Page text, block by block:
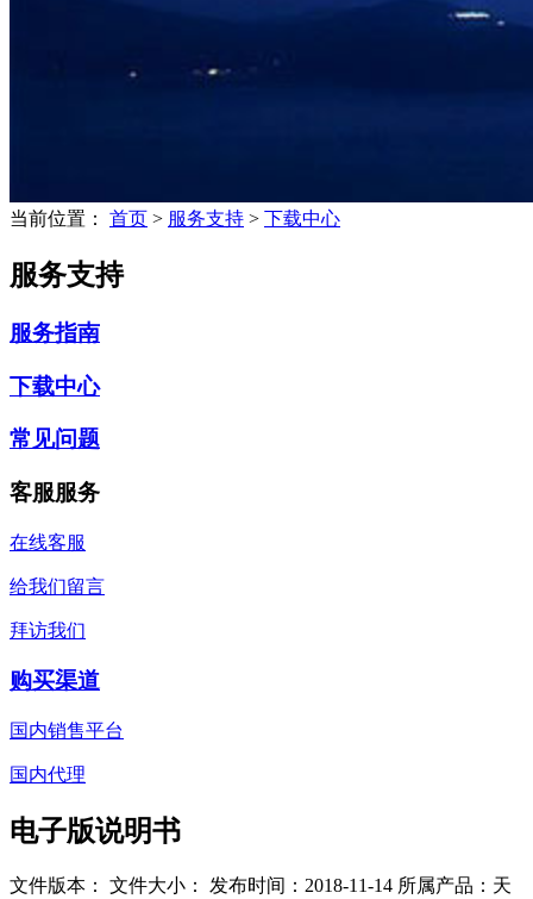
当前位置： 首页 > 服务支持 > 下载中心
服务支持
服务指南
下载中心
常见问题
客服服务
在线客服
给我们留言
拜访我们
购买渠道
国内销售平台
国内代理
电子版说明书
文件版本： 文件大小： 发布时间：2018-11-14 所属产品：天